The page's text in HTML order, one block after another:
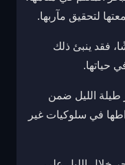
لتحقيق مآربها.
فقد ينبئ ذلك
حياتها.
طيلة الليل ضمن
في سلوكيات غير